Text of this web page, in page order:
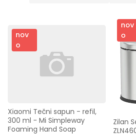
nov
o
Xiaomi Tečni sapun - refil,
300 ml - Mi Simpleway
Foaming Hand Soap
nov
o
Zilan